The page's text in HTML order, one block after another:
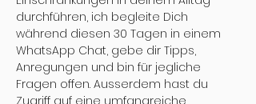
durchführen, ich begleite Dich
während diesen 30 Tagen in einem
WhatsApp Chat, gebe dir Tipps,
Anregungen und bin für jegliche
Fragen offen. Ausserdem hast du
Zugriff auf eine umfangreiche